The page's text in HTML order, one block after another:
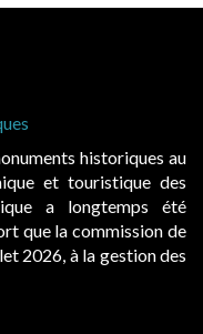
de plage : le juge
des bains de
un beau sujet
elles donnent lieu au
Saisies par des